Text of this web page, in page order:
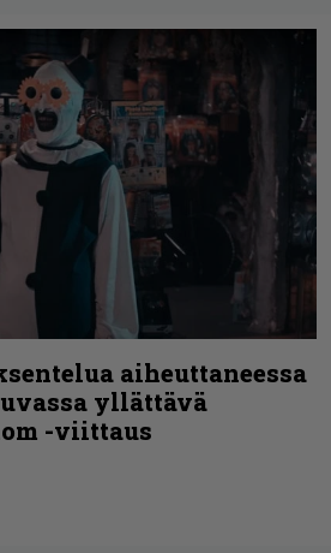
aiheuttaneessa
yllättävä
-viittaus